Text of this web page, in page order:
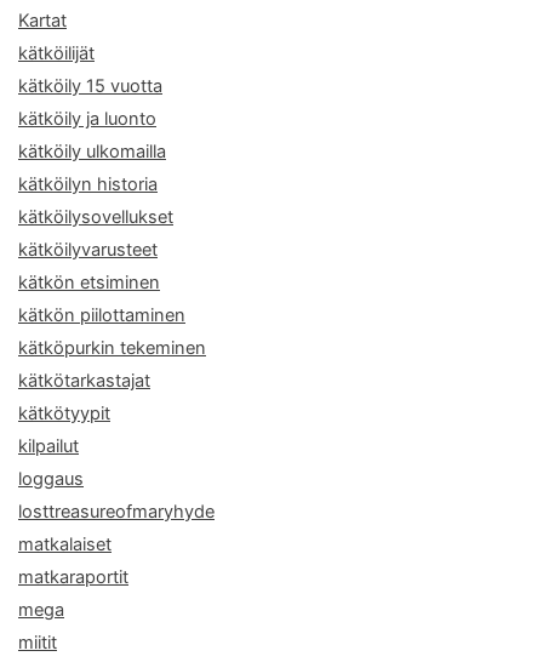
Kartat
kätköilijät
kätköily 15 vuotta
kätköily ja luonto
kätköily ulkomailla
kätköilyn historia
kätköilysovellukset
kätköilyvarusteet
kätkön etsiminen
kätkön piilottaminen
kätköpurkin tekeminen
kätkötarkastajat
kätkötyypit
kilpailut
loggaus
losttreasureofmaryhyde
matkalaiset
matkaraportit
mega
miitit